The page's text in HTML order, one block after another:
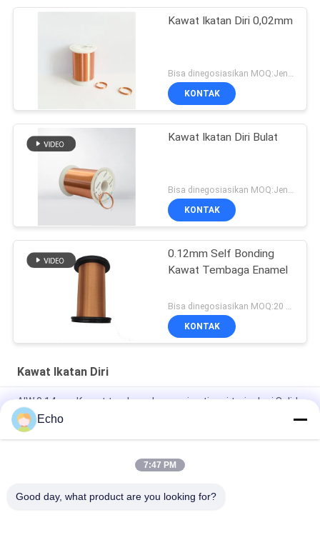
Kawat Ikatan Diri 0,02mm
Bisa dinegosiasikan MOQ:Jenis yang berbeda dengan MOQ berbeda
KONTAK
Kawat Ikatan Diri Bulat
KONTAK
0.12mm Self Bonding
Kawat Tembaga Enamel
KONTAK
Kawat Ikatan Diri
AIW 0,14mm Kawat tembaga kemurnian tinggi terisolasi Solid
enamel
AIW220 0.14mm Hot Wind Enameled Copper Wire untuk Listrik
Gauge 35 AWG Kawat tembaga enamel Kawat magnet yang
Echo
7:47 PM
Good day, what product are you looking for?